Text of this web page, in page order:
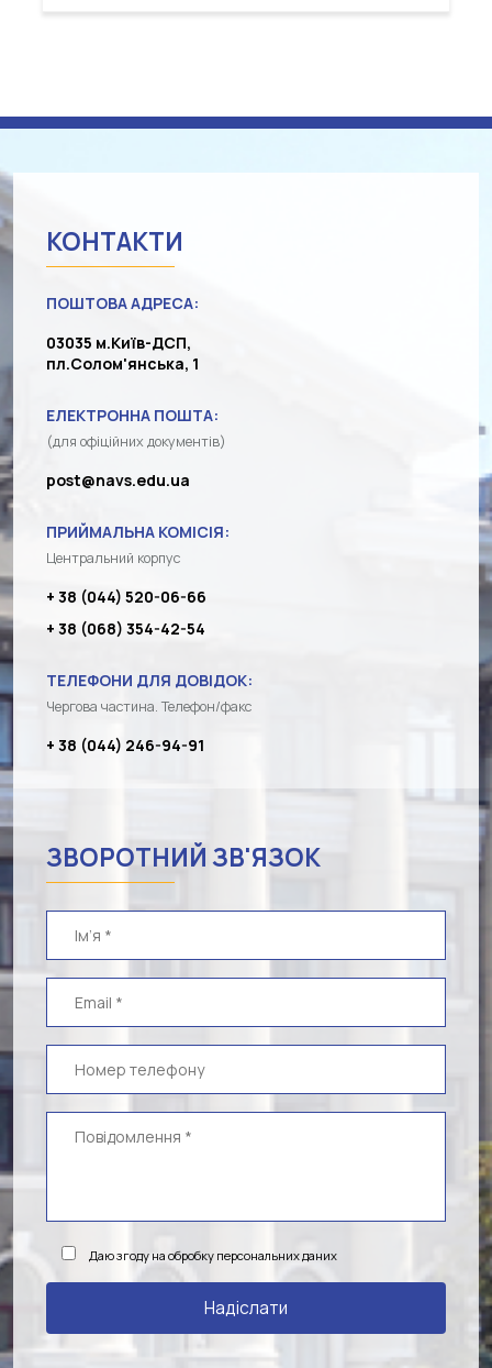
КОНТАКТИ
ПОШТОВА АДРЕСА:
03035 м.Київ-ДСП,
пл.Солом'янська, 1
ЕЛЕКТРОННА ПОШТА:
(для офіційних документів)
post@navs.edu.ua
ПРИЙМАЛЬНА КОМІСІЯ:
Центральний корпус
+ 38 (044) 520-06-66
+ 38 (068) 354-42-54
ТЕЛЕФОНИ ДЛЯ ДОВІДОК:
Чергова частина. Телефон/факс
+ 38 (044) 246-94-91
ЗВОРОТНИЙ ЗВ'ЯЗОК
Даю згоду на обробку персональних даних